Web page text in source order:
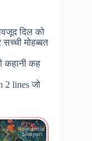
दिल को
मोहब्बत
कहानी कह
2 lines जो